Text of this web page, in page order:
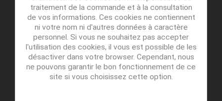
traitement de la commande et à la consultation
de vos informations. Ces cookies ne contiennent
ni votre nom ni d'autres données à caractère
personnel. Si vous ne souhaitez pas accepter
l'utilisation des cookies, il vous est possible de les
désactiver dans votre browser. Cependant, nous
ne pouvons garantir le bon fonctionnement de ce
site si vous choisissez cette option.